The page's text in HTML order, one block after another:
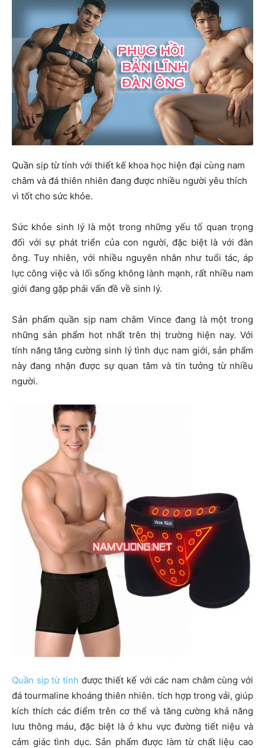
Quần sịp từ tính với thiết kế khoa học hiện đại cùng nam
châm và đá thiên nhiên đang được nhiều người yêu thích
vì tốt cho sức khỏe.
Sức khỏe sinh lý là một trong những yếu tố quan trọng
đối với sự phát triển của con người, đặc biệt là với đàn
ông. Tuy nhiên, với nhiều nguyên nhân như tuổi tác, áp
lực công việc và lối sống không lành mạnh, rất nhiều nam
giới đang gặp phải vấn đề về sinh lý.
Sản phẩm quần sịp nam châm Vince đang là một trong
những sản phẩm hot nhất trên thị trường hiện nay. Với
tính năng tăng cường sinh lý tình dục nam giới, sản phẩm
này đang nhận được sự quan tâm và tin tưởng từ nhiều
người.
Quần sịp từ tính được thiết kế với các nam châm cùng với
đá tourmaline khoáng thiên nhiên. tích hợp trong vải, giúp
kích thích các điểm trên cơ thể và tăng cường khả năng
lưu thông máu, đặc biệt là ở khu vực đường tiết niệu và
cảm giác tình dục. Sản phẩm được làm từ chất liệu cao